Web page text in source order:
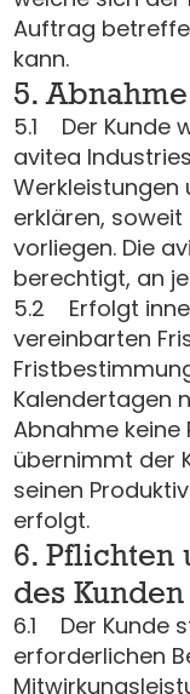
Auftrag
kann.
5.
5.1 Der Kunde
avitea
Werkleistungen
erklären,
vorliegen. Die
berechtigt, an
5.2 Erfolgt
vereinbarten
Kalendertagen
Abnahme keine
übernimmt der
seinen
erfolgt.
6. Pflichten
des Kunden
6.1 Der Kunde
erforderlichen